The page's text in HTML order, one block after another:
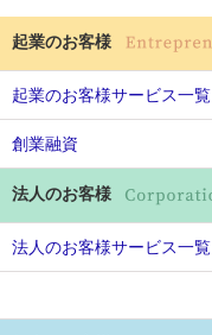
起業のお客様
起業のお客様サービス一覧
創業融資
法人のお客様
法人のお客様サービス一覧